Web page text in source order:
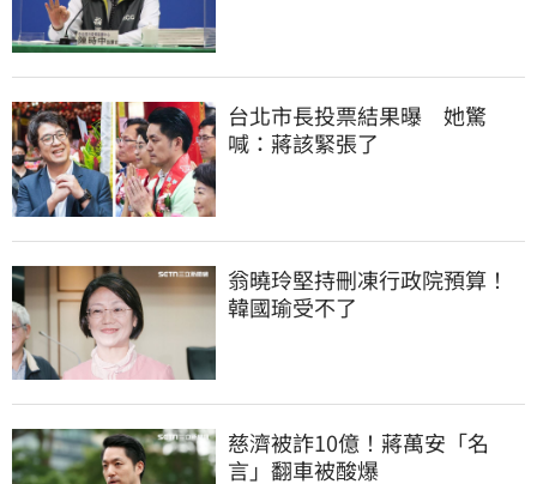
台北市長投票結果曝　她驚
喊：蔣該緊張了
翁曉玲堅持刪凍行政院預算！
韓國瑜受不了
慈濟被詐10億！蔣萬安「名
言」翻車被酸爆